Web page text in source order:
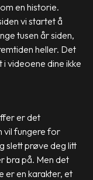
en historie.
vi startet å
tusen år siden,
heller. Det
videoene dine ikke
er det
vil fungere for
slett prøve deg litt
bra på. Men det
er en karakter, et